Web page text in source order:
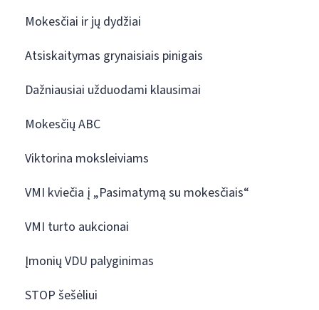
Mokesčiai ir jų dydžiai
Atsiskaitymas grynaisiais pinigais
Dažniausiai užduodami klausimai
Mokesčių ABC
Viktorina moksleiviams
VMI kviečia į „Pasimatymą su mokesčiais“
VMI turto aukcionai
Įmonių VDU palyginimas
STOP šešėliui